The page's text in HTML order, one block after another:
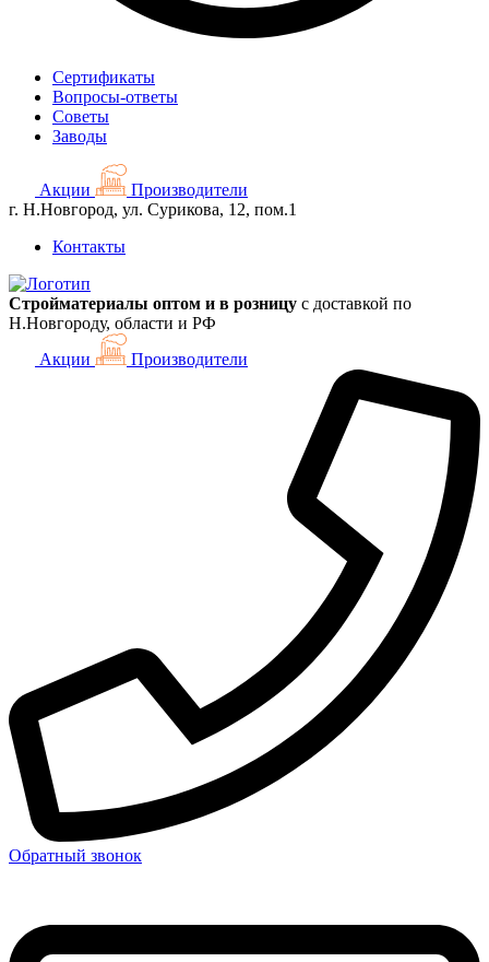
Сертификаты
Вопросы-ответы
Советы
Заводы
Акции
Производители
г. Н.Новгород, ул. Сурикова, 12, пом.1
Контакты
Стройматериалы оптом и в розницу с доставкой по
Н.Новгороду, области и РФ
Акции
Производители
Обратный звонок